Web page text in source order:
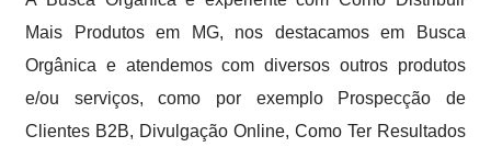
Mais Produtos em MG, nos destacamos em Busca
Orgânica e atendemos com diversos outros produtos
e/ou serviços, como por exemplo Prospecção de
Clientes B2B, Divulgação Online, Como Ter Resultados